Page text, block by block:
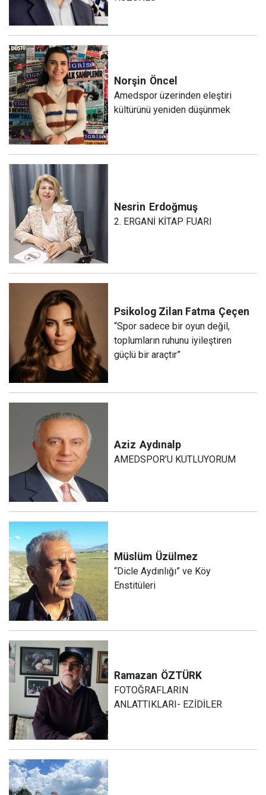
Norşin Öncel
Amedspor üzerinden eleştiri
kültürünü yeniden düşünmek
Nesrin Erdoğmuş
2. ERGANİ KİTAP FUARI
Psikolog Zilan Fatma Çeçen
“Spor sadece bir oyun değil,
toplumların ruhunu iyileştiren
güçlü bir araçtır”
Aziz Aydınalp
AMEDSPOR’U KUTLUYORUM
Müslüm Üzülmez
“Dicle Aydınlığı” ve Köy
Enstitüleri
Ramazan ÖZTÜRK
FOTOĞRAFLARIN
ANLATTIKLARI- EZİDİLER